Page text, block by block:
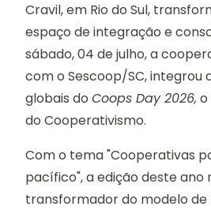
Cravil, em Rio do Sul,
espaço de integração e
sábado, 04 de julho, a
com o Sescoop/SC, integrou
globais do Coops Day 2026, o
do Cooperativismo.
Com o tema "Cooperativas
pacífico", a edição deste
transformador do modelo de